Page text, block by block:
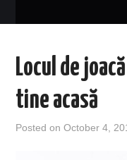
Locul de
tine acasă
Posted onOctober 4,